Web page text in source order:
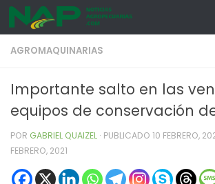
Skip to content
AGROMAQUINARIAS
Importante salto en las
equipos de conservación
POR GABRIEL QUAIZEL · PUBLICADO 10 FEBRERO,
FEBRERO, 2021